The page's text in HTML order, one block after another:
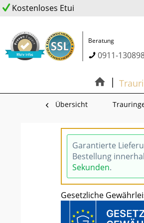
Kostenloses Etui
Beratung
0911-
Übersicht
Garantierte
Bestellung
Sekunden.
Gesetzliche